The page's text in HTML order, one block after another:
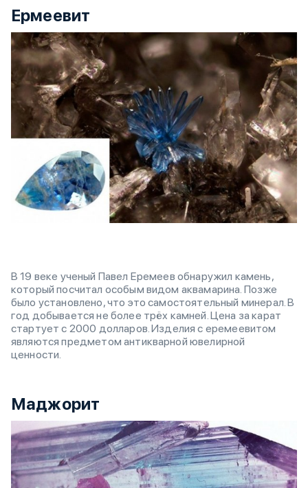
Ермеевит
В 19 веке ученый Павел Еремеев обнаружил камень,
который посчитал особым видом аквамарина. Позже
было установлено, что это самостоятельный минерал. В
год добывается не более трёх камней. Цена за карат
стартует с 2000 долларов. Изделия с еремеевитом
являются предметом антикварной ювелирной
ценности.
Маджорит